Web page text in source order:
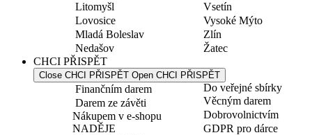
Litomyšl
Lovosice
Mladá Boleslav
Nedašov
Vsetín
Vysoké Mýto
Zlín
Žatec
CHCI PŘISPĚT
Close CHCI PŘISPĚT Open CHCI PŘISPĚT
Finančním darem
Darem ze závěti
Nákupem v e-shopu
NADĚJE
Do veřejné sbírky
Věcným darem
Dobrovolnictvím
GDPR pro dárce